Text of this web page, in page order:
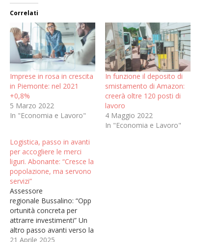
Correlati
Imprese in rosa in crescita
in Piemonte: nel 2021
+0,8%
5 Marzo 2022
In "Economia e Lavoro"
In funzione il deposito di
smistamento di Amazon:
creerà oltre 120 posti di
lavoro
4 Maggio 2022
In "Economia e Lavoro"
Logistica, passo in avanti
per accogliere le merci
liguri. Abonante: “Cresce la
popolazione, ma servono
servizi”
Assessore
regionale Bussalino: “Opp
ortunità concreta per
attrarre investimenti” Un
altro passo avanti verso la
costituzione del retoporto
21 Aprile 2025